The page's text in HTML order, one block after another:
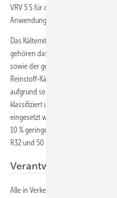
VRV 5 S für das Heizen und Kühlen
Anwendungen.
Das Kältemittel R32
gehören das niedrige GWP von 675
sowie der geringere
Reinstoff-Kältemittel, das
aufgrund seiner geringen
klassifiziert und kann gefahrlos in
eingesetzt werden. Weiterhin ist die
10 % geringer als für R410A (R410A
R32 und 50 % R125.)
Verantwortung für
Alle in Verkehr gebrachten Geräte